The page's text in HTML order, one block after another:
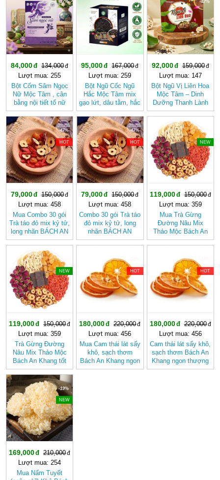
-37%
84,000
134,000
Lượt mua: 255
Bột Cốm Sâm Ngọc
Nữ Mộc Tâm , cân
bằng nội tiết tố nữ
-43%
95,000
167,000
Lượt mua: 259
Bột Ngũ Cốc Ngũ
Hắc Mộc Tâm mix
gạo lứt, dâu tằm, hắc
kỷ tử, mè đen, đậu
đen
-42%
92,000
159,000
Lượt mua: 147
Bột Ngũ Vị Liên Hoa
Mộc Tâm – Dinh
Dưỡng Thanh Lành
Từ Gạo Lứt Và Hạt
Sen
-47%
HOT
79,000
150,000
Lượt mua: 458
Mua Combo 30 gói
Trà táo đỏ mix kỷ tử,
long nhãn BÁCH AN
KHANG - Trà Thảo
Mộc , Ngủ Ngon
-47%
HOT
79,000
150,000
Lượt mua: 458
Combo 30 gói Trà táo
đỏ mix kỷ tử, long
nhãn BÁCH AN
KHANG
-20%
NEW
119,000
150,000
Lượt mua: 359
Mua Trà Gừng
Đường Nâu Mix
Thảo Mộc Bách An
Khang – Thơm Ấm
-20%
NEW
119,000
150,000
Lượt mua: 359
Trà Gừng Đường
Nâu Mix Thảo Mộc
Bách An Khang tốt
cho sức khỏe, dễ
uống
HOT
180,000
220,000
Lượt mua: 456
Mua Cam thái lát sấy
khô, sạch thơm
Bách An Khang ngon
thượng hạng
HOT
180,000
220,000
Lượt mua: 456
Cam thái lát sấy khô,
sạch thơm Bách An
Khang ngon thượng
hạng
-19%
NEW
169,000
210,000
Lượt mua: 254
Mua Nấm Tuyết